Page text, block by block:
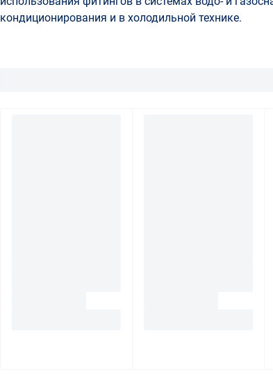
кондиционирования и в холодильной технике.